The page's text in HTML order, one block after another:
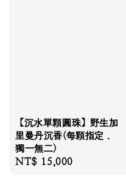
【沉水單顆圓珠】野生加
里曼丹沉香(每顆指定．
獨一無二)
Regular
NT$ 15,000